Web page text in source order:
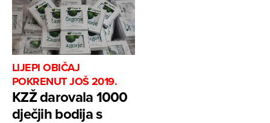
LIJEPI OBIČAJ
POKRENUT JOŠ 2019.
KZŽ darovala 1000
dječjih bodija s